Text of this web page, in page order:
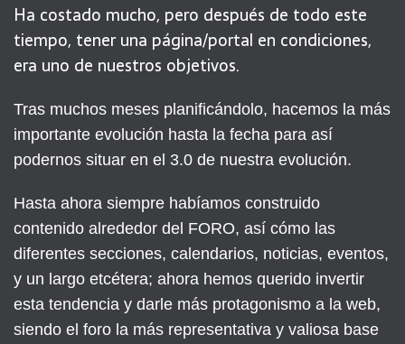
Ha costado mucho, pero después de todo este
tiempo, tener una página/portal en condiciones,
era uno de nuestros objetivos.
Tras muchos meses planificándolo, hacemos la más
importante evolución hasta la fecha para así
podernos situar en el 3.0 de nuestra evolución.
Hasta ahora siempre habíamos construido
contenido alrededor del FORO, así cómo las
diferentes secciones, calendarios, noticias, eventos,
y un largo etcétera; ahora hemos querido invertir
esta tendencia y darle más protagonismo a la web,
siendo el foro la más representativa y valiosa base